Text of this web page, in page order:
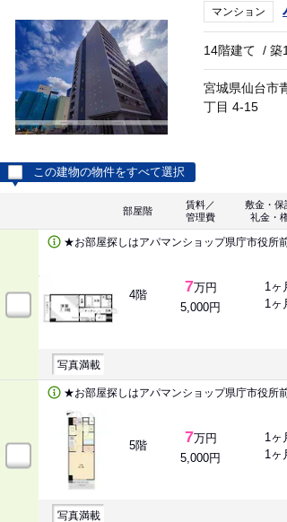
マンション
14階建て /築
宮城県仙台市
丁目 4-15
この建物の物件をすべて選択
部屋階
賃料／
管理費
敷金・保
礼金・
★お部屋探しはアパマンショップ県庁市役所
4階 7万円
5,000円
1ヶ
1ヶ
写真満載
★お部屋探しはアパマンショップ県庁市役所
5階 7万円
5,000円
1ヶ
1ヶ
写真満載